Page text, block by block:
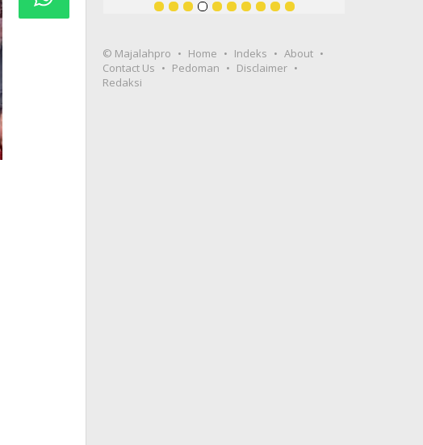
© Majalahpro Home Indeks
About
Contact Us
Pedoman
Disclaimer
Redaksi